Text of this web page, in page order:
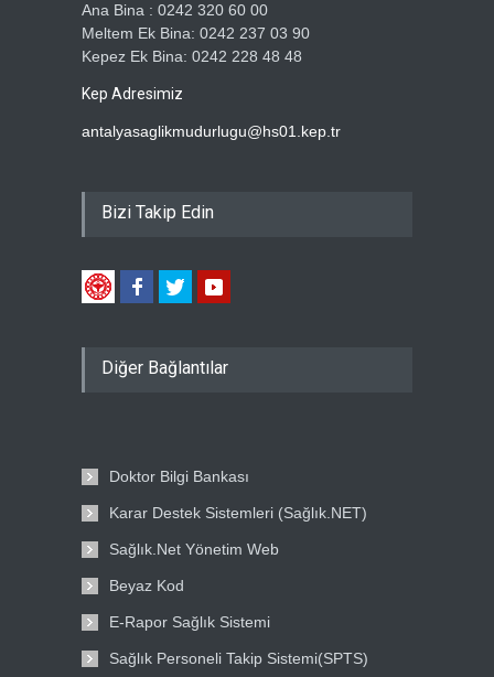
Ana Bina : 0242 320 60 00
Meltem Ek Bina: 0242 237 03 90
Kepez Ek Bina: 0242 228 48 48
Kep Adresimiz
antalyasaglikmudurlugu@hs01.kep.tr
Bizi Takip Edin
Diğer Bağlantılar
Doktor Bilgi Bankası
Karar Destek Sistemleri (Sağlık.NET)
Sağlık.Net Yönetim Web
Beyaz Kod
E-Rapor Sağlık Sistemi
Sağlık Personeli Takip Sistemi(SPTS)